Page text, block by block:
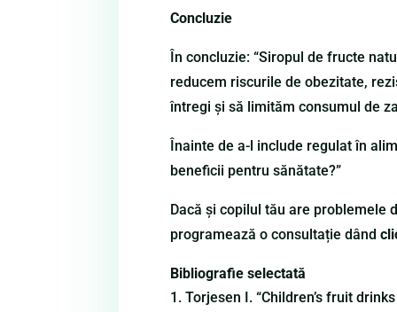
Concluzie
În concluzie: “Siropul de fructe
reducem riscurile de obezitate,
întregi şi să limităm consumul de
Înainte de a-l include regulat în
beneficii pentru sănătate?”
Dacă și copilul tău are problemele
programează o consultație dând
Bibliografie selectată
Torjesen I. “Children’s fruit